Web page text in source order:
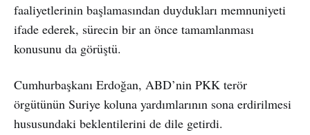
faaliyetlerinin başlamasından duydukları memnuniyeti
ifade ederek, sürecin bir an önce tamamlanması
konusunu da görüştü.
Cumhurbaşkanı Erdoğan, ABD’nin PKK terör
örgütünün Suriye koluna yardımlarının sona erdirilmesi
hususundaki beklentilerini de dile getirdi.